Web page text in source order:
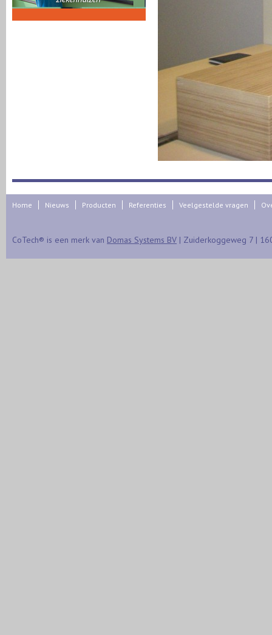
Home Nieuws Producten Referenties Veelgestelde vragen
CoTech® is een merk van Domas Systems BV | Zuiderkoggeweg 7 |